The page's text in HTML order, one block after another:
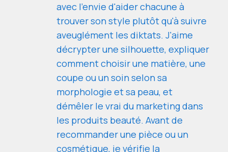
avec l'envie d'aider chacune à
trouver son style plutôt qu'à suivre
aveuglément les diktats. J'aime
décrypter une silhouette, expliquer
comment choisir une matière, une
coupe ou un soin selon sa
morphologie et sa peau, et
démêler le vrai du marketing dans
les produits beauté. Avant de
recommander une pièce ou un
cosmétique, je vérifie la